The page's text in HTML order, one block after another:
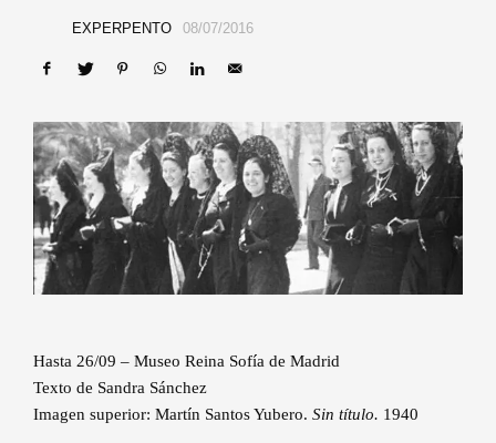
EXPERPENTO 08/07/2016
Hasta 26/09 – Museo Reina Sofía de Madrid
Texto de Sandra Sánchez
Imagen superior: Martín Santos Yubero. Sin título. 1940